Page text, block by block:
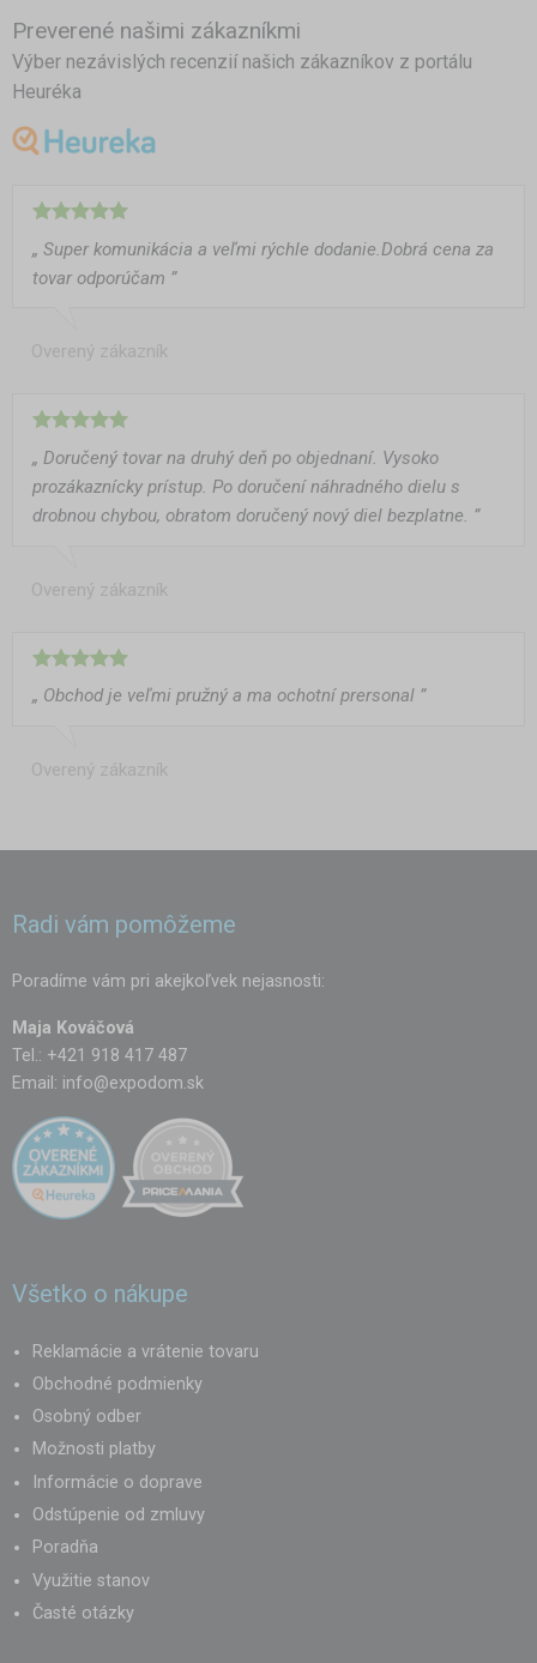
Preverené našimi zákazníkmi
Výber nezávislých recenzií našich zákazníkov z portálu
Heuréka
„ Super komunikácia a veľmi rýchle dodanie.Dobrá cena za
tovar odporúčam ”
Overený zákazník
„ Doručený tovar na druhý deň po objednaní. Vysoko
prozákaznícky prístup. Po doručení náhradného dielu s
drobnou chybou, obratom doručený nový diel bezplatne. ”
Overený zákazník
„ Obchod je veľmi pružný a ma ochotní prersonal ”
Overený zákazník
Radi vám pomôžeme
Poradíme vám pri akejkoľvek nejasnosti:
Maja Kováčová
Tel.: +421 918 417 487
Email: info@expodom.sk
Všetko o nákupe
Reklamácie a vrátenie tovaru
Obchodné podmienky
Osobný odber
Možnosti platby
Informácie o doprave
Odstúpenie od zmluvy
Poradňa
Využitie stanov
Časté otázky